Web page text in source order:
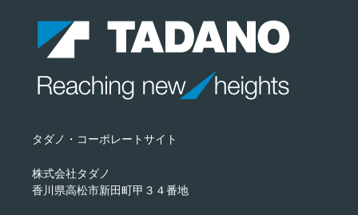
タダノ・コーポレートサイト
株式会社タダノ
香川県高松市新田町甲３４番地